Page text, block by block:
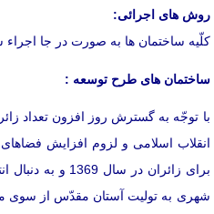
روش های اجرائی:
كلّیه ساختمان ها به صورت در جا اجراء
ساختمان های طرح توسعه :
با توجّه به گسترش روز افزون تعداد
انقلاب اسلامی و لزوم افزایش
برای زائران در
شهری به تولیت آستان مقدّس از سوی